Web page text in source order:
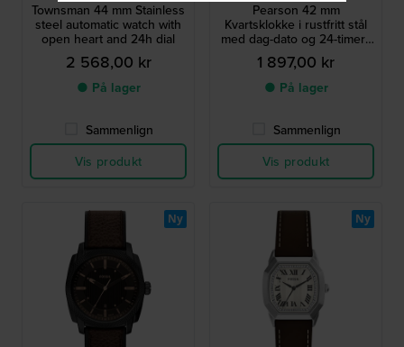
Townsman 44 mm Stainless
steel automatic watch with
open heart and 24h dial
2 568,00 kr
● På lager
Sammenlign
Vis produkt
Pearson 42 mm
Kvartsklokke i rustfritt stål
med dag-dato og 24-timers
urskive
1 897,00 kr
● På lager
Sammenlign
Vis produkt
Ny Ny